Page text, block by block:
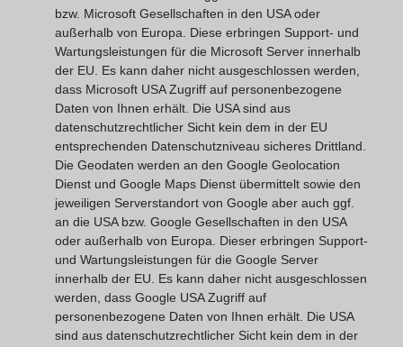
bzw. Microsoft Gesellschaften in den USA oder
außerhalb von Europa. Diese erbringen Support- und
Wartungsleistungen für die Microsoft Server innerhalb
der EU. Es kann daher nicht ausgeschlossen werden,
dass Microsoft USA Zugriff auf personenbezogene
Daten von Ihnen erhält. Die USA sind aus
datenschutzrechtlicher Sicht kein dem in der EU
entsprechenden Datenschutzniveau sicheres Drittland.
Die Geodaten werden an den Google Geolocation
Dienst und Google Maps Dienst übermittelt sowie den
jeweiligen Serverstandort von Google aber auch ggf.
an die USA bzw. Google Gesellschaften in den USA
oder außerhalb von Europa. Dieser erbringen Support-
und Wartungsleistungen für die Google Server
innerhalb der EU. Es kann daher nicht ausgeschlossen
werden, dass Google USA Zugriff auf
personenbezogene Daten von Ihnen erhält. Die USA
sind aus datenschutzrechtlicher Sicht kein dem in der